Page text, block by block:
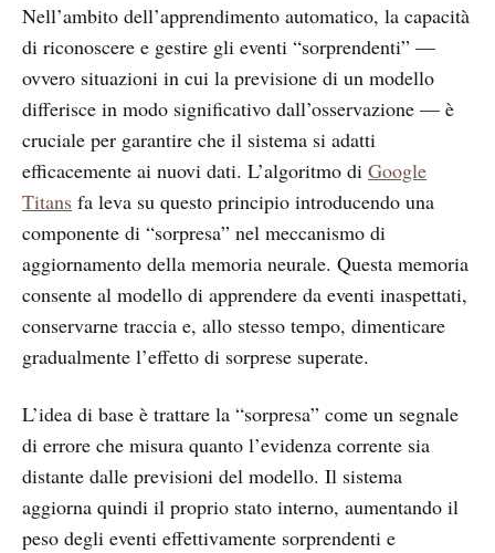
Nell’ambito dell’apprendimento automatico, la capacità
di riconoscere e gestire gli eventi “sorprendenti” —
ovvero situazioni in cui la previsione di un modello
differisce in modo significativo dall’osservazione — è
cruciale per garantire che il sistema si adatti
efficacemente ai nuovi dati. L’algoritmo di Google
Titans fa leva su questo principio introducendo una
componente di “sorpresa” nel meccanismo di
aggiornamento della memoria neurale. Questa memoria
consente al modello di apprendere da eventi inaspettati,
conservarne traccia e, allo stesso tempo, dimenticare
gradualmente l’effetto di sorprese superate.
L’idea di base è trattare la “sorpresa” come un segnale
di errore che misura quanto l’evidenza corrente sia
distante dalle previsioni del modello. Il sistema
aggiorna quindi il proprio stato interno, aumentando il
peso degli eventi effettivamente sorprendenti e